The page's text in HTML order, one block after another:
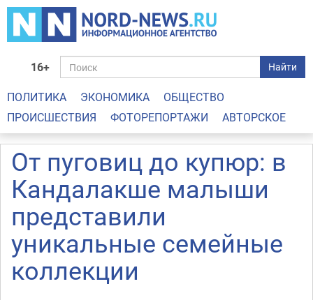
16+ Найти
ПОЛИТИКА ЭКОНОМИКА
ОБЩЕСТВО
ПРОИСШЕСТВИЯ
ФОТОРЕПОРТАЖИ АВТОРСКОЕ
От пуговиц до купюр: в
Кандалакше малыши
представили
уникальные семейные
коллекции